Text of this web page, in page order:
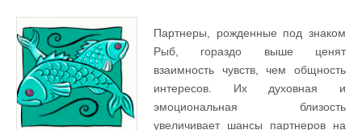
Партнеры, рожденные под знаком
Рыб, гораздо выше ценят
взаимность чувств, чем общность
интересов. Их духовная и
эмоциональная близость
увеличивает шансы партнеров на